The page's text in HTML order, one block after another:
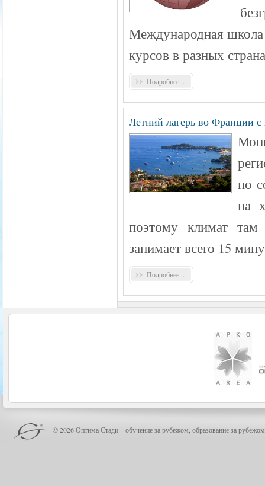
Международная школа
курсов в разных
Подробнее...
Летний лагерь во Франции
по
на
поэтому климат
занимает всего 15
Подробнее...
© 2026 Оптима Стади – обучение за рубежом, образование за